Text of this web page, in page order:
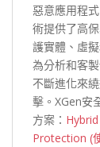
惡意應用程式
術提供了高
護實體、虛
為分析和客
不斷進化來
擊。XGen安
方案：
Protection (